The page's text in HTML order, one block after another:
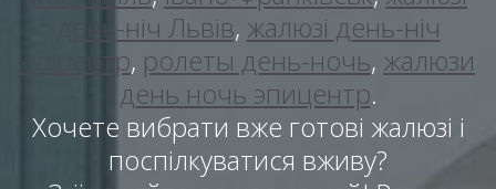
день-ніч Львів, жалюзі день-ніч
епіцентр, ролеты день-ночь, жалюзи
день ночь эпицентр.
Хочете вибрати вже готові жалюзі і
поспілкуватися вживу?